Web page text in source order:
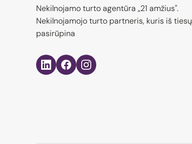
Nekilnojamo turto agentūra „21 amžius".
Nekilnojamojo turto partneris, kuris iš tiesų
pasirūpina